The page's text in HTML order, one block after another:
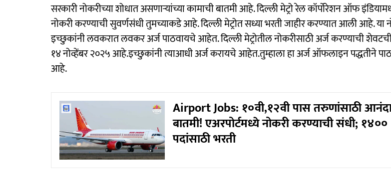
सरकारी नोकरीच्या शोधात असणाऱ्यांच्या कामाची बातमी आहे. दिल्ली मेट्रो रेल कॉर्पोरेशन ऑफ
नोकरी करण्याची सुवर्णसंधी तुमच्याकडे आहे. दिल्ली मेट्रोत सध्या भरती जाहीर करण्यात आली आहे. या
इच्छुकांनी लवकरात लवकर अर्ज पाठवायचे आहेत. दिल्ली मेट्रोतील नोकरीसाठी अर्ज करण्याची
१४ नोव्हेंबर २०२५ आहे.इच्छुकांनी त्याआधी अर्ज करायचे आहेत.तुम्हाला हा अर्ज ऑफलाइन पद्धतीने
आहे.
Airport Jobs: १०वी,१२वी पास तरुणांसाठी
बातमी! एअरपोर्टमध्ये नोकरी करण्याची संधी; १४००
पदांसाठी भरती